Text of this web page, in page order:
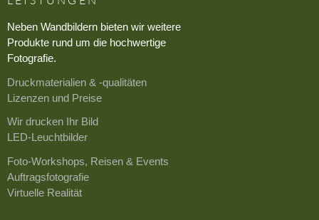
Neben Wandbildern bieten wir weitere
Produkte rund um die hochwertige
Fotografie.
Druckmaterialien & -qualitäten
Lizenzen und Preise
Wir drucken Ihr Bild
LED-Leuchtbilder
Foto-Workshops, Reisen & Events
Auftragsfotografie
Virtuelle Realität